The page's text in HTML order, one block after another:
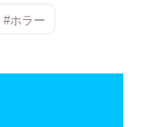
#ホラー